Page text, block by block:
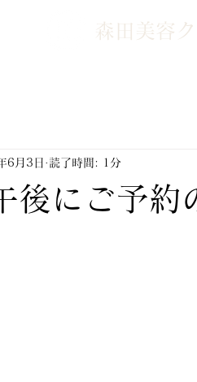
森田美容
後にご予約
6月3日 読了時間: 1分